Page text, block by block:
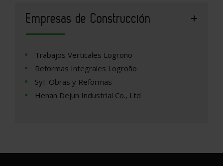
Empresas de Construcción
Trabajos Verticales Logroño
Reformas Integrales Logroño
SyF Obras y Reformas
Henan Dejun Industrial Co., Ltd